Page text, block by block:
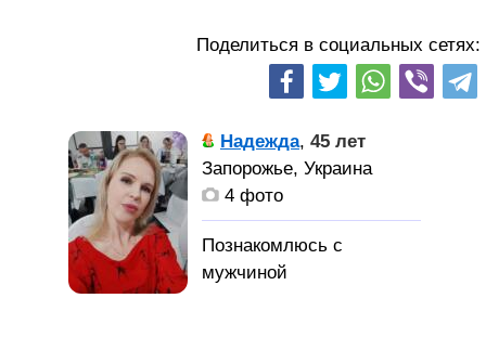
Поделиться в социальных сетях:
Надежда, 45 лет
Запорожье, Украина
4 фото